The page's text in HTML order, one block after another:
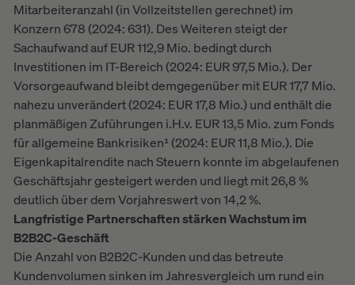
Mitarbeiteranzahl (in Vollzeitstellen gerechnet) im
Konzern 678 (2024: 631). Des Weiteren steigt der
Sachaufwand auf EUR 112,9 Mio. bedingt durch
Investitionen im IT-Bereich (2024: EUR 97,5 Mio.). Der
Vorsorgeaufwand bleibt demgegenüber mit EUR 17,7 Mio.
nahezu unverändert (2024: EUR 17,8 Mio.) und enthält die
planmäßigen Zuführungen i.H.v. EUR 13,5 Mio. zum Fonds
für allgemeine Bankrisiken¹ (2024: EUR 11,8 Mio.). Die
Eigenkapitalrendite nach Steuern konnte im abgelaufenen
Geschäftsjahr gesteigert werden und liegt mit 26,8 %
deutlich über dem Vorjahreswert von 14,2 %.
Langfristige Partnerschaften stärken Wachstum im
B2B2C-Geschäft
Die Anzahl von B2B2C-Kunden und das betreute
Kundenvolumen sinken im Jahresvergleich um rund ein